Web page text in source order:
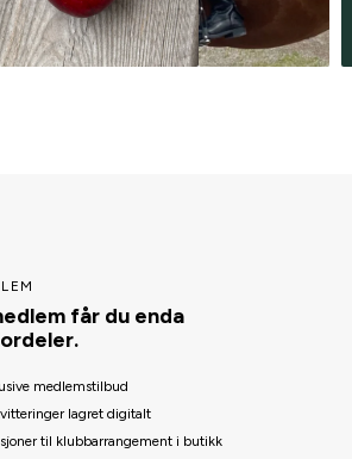
får du enda
medlemstilbud
lagret digitalt
til klubbarrangement i butikk